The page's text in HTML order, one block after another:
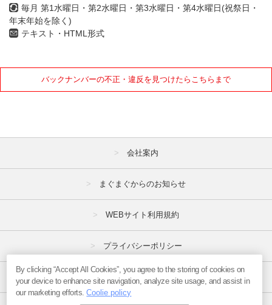
毎月 第1水曜日・第2水曜日・第3水曜日・第4水曜日(祝祭日・
年末年始を除く)
テキスト・HTML形式
バックナンバーの不正・違反を見つけたらこちらまで
会社案内
まぐまぐからのお知らせ
WEBサイト利用規約
プライバシーポリシー
特定商取引法
By clicking “Accept All Cookies”, you agree to the storing of cookies on
your device to enhance site navigation, analyze site usage, and assist in
our marketing efforts.Coolie policy